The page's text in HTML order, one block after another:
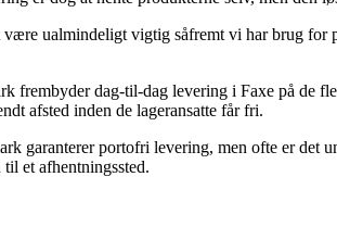
ualmindeligt vigtig såfremt vi har brug for
frembyder dag-til-dag levering i Faxe på de
afsted inden de lageransatte får fri.
garanterer portofri levering, men ofte er det
et afhentningssted.